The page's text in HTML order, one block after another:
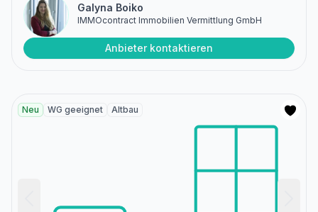
Galyna Boiko
IMMOcontract Immobilien Vermittlung GmbH
Anbieter kontaktieren
Neu WG geeignet Altbau